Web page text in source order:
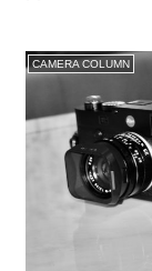
CAMERA COLUMN